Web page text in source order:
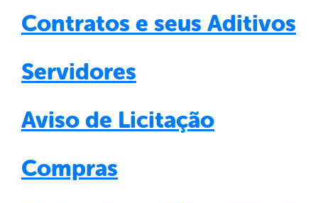
Contratos e seus Aditivos
Servidores
Aviso de Licitação
Compras